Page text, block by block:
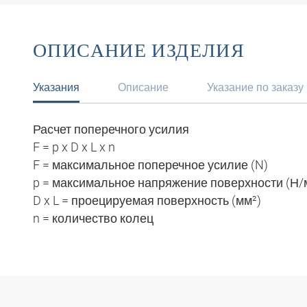
ОПИСАНИЕ ИЗДЕЛИЯ
Указания
Расчет поперечного усилия
F = p x D x L x n
F = максимальное поперечное усилие (N)
p = максимальное напряжение поверхности
D x L = проецируемая поверхность (мм²)
n = количество колец
Описание Указание по заказу